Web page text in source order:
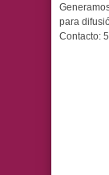
para
Contacto: